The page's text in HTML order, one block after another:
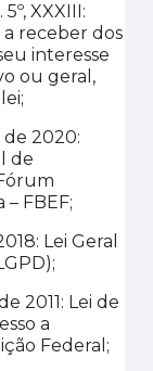
, XXXIII:
receber dos
interesse
ou geral,
de 2020:
de
– FBEF;
: Lei Geral
2011: Lei de
a
Federal;